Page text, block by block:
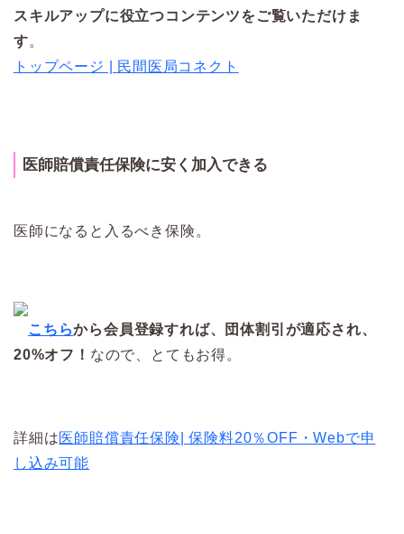
スキルアップに役立つコンテンツをご覧いただけま
す。
トップページ | 民間医局コネクト
医師賠償責任保険に安く加入できる
医師になると入るべき保険。
こちらから会員登録すれば、団体割引が適応され、
20%オフ！ なので、とてもお得。
詳細は医師賠償責任保険| 保険料20％OFF・Webで申
し込み可能